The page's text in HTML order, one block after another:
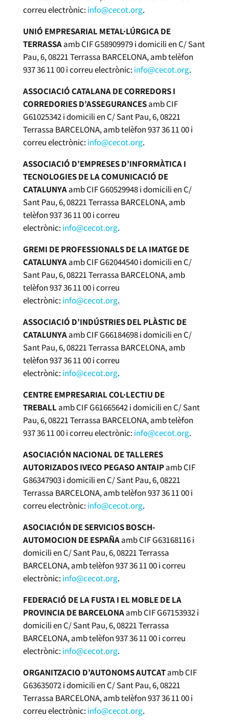
correu electrònic:info@cecot.org.
UNIÓ EMPRESARIAL METAL·LÚRGICA DE
TERRASSAamb CIF G58909979 i domicili en C/ Sant
Pau, 6, 08221 Terrassa BARCELONA, amb telèfon
937 36 11 00 i correu electrònic:info@cecot.org.
ASSOCIACIÓ CATALANA DE CORREDORS I
CORREDORIES D’ASSEGURANCESamb CIF
G61025342 i domicili en C/ Sant Pau, 6, 08221
Terrassa BARCELONA, amb telèfon 937 36 11 00 i
correu electrònic:info@cecot.org.
ASSOCIACIÓ D’EMPRESES D’INFORMÀTICA I
TECNOLOGIES DE LA COMUNICACIÓ DE
CATALUNYAamb CIF G60529948 i domicili en C/
Sant Pau, 6, 08221 Terrassa BARCELONA, amb
telèfon 937 36 11 00 i correu
electrònic:info@cecot.org.
GREMI DE PROFESSIONALS DE LA IMATGE DE
CATALUNYAamb CIF G62044540 i domicili en C/
Sant Pau, 6, 08221 Terrassa BARCELONA, amb
telèfon 937 36 11 00 i correu
electrònic:info@cecot.org.
ASSOCIACIÓ D’INDÚSTRIES DEL PLÀSTIC DE
CATALUNYAamb CIF G66184698 i domicili en C/
Sant Pau, 6, 08221 Terrassa BARCELONA, amb
telèfon 937 36 11 00 i correu
electrònic:info@cecot.org.
CENTRE EMPRESARIAL COL·LECTIU DE
TREBALLamb CIF G61665642 i domicili en C/ Sant
Pau, 6, 08221 Terrassa BARCELONA, amb telèfon
937 36 11 00 i correu electrònic:info@cecot.org.
ASOCIACIÓN NACIONAL DE TALLERES
AUTORIZADOS IVECO PEGASO ANTAIPamb CIF
G86347903 i domicili en C/ Sant Pau, 6, 08221
Terrassa BARCELONA, amb telèfon 937 36 11 00 i
correu electrònic:info@cecot.org.
ASOCIACIÓN DE SERVICIOS BOSCH-
AUTOMOCION DE ESPAÑAamb CIF G63168116 i
domicili en C/ Sant Pau, 6, 08221 Terrassa
BARCELONA, amb telèfon 937 36 11 00 i correu
electrònic:info@cecot.org.
FEDERACIÓ DE LA FUSTA I EL MOBLE DE LA
PROVINCIA DE BARCELONAamb CIF G67153932 i
domicili en C/ Sant Pau, 6, 08221 Terrassa
BARCELONA, amb telèfon 937 36 11 00 i correu
electrònic:info@cecot.org.
ORGANITZACIO D’AUTONOMS AUTCATamb CIF
G63635072 i domicili en C/ Sant Pau, 6, 08221
Terrassa BARCELONA, amb telèfon 937 36 11 00 i
correu electrònic:info@cecot.org.